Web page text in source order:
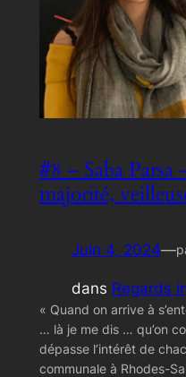
#8 – Saba Parsa
majorité,
Juin 4, 2024—
dans Regards
« Quand on arrive à
… là je me dis … qu’on
dépasse l’intérêt de
communale à Rhodes-